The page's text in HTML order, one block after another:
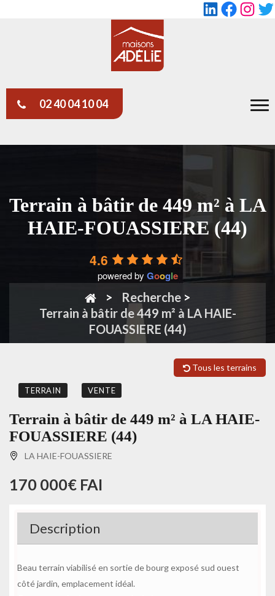
LinkedIn
02 40 04 10 04
Terrain à bâtir de 449 m² à LA
HAIE-FOUASSIERE (44)
4.6
powered by Google
Recherche >
Terrain à bâtir de 449 m² à LA HAIE-
FOUASSIERE (44)
Tous les terrains
TERRAIN VENTE
Terrain à bâtir de 449 m² à LA HAIE-
FOUASSIERE (44)
LA HAIE-FOUASSIERE
170 000€ FAI
Description
Beau terrain viabilisé en sortie de bourg exposé sud ouest
côté jardin, emplacement idéal.